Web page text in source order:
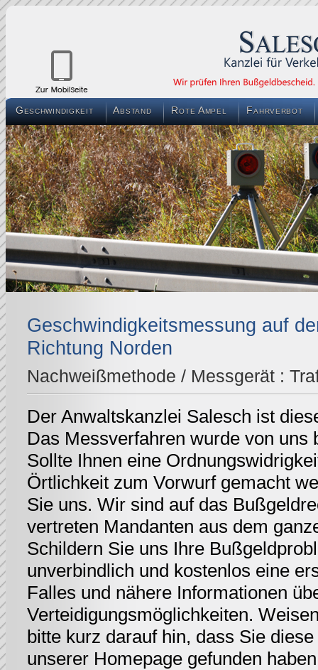
Geschwindigkeit Abstand Rote Ampel Fahrverbot
Geschwindigkeitsmessung auf
Richtung Norden
Nachweißmethode / Messgerät :
Der Anwaltskanzlei Salesch ist
Das Messverfahren wurde von uns
Sollte Ihnen eine
Örtlichkeit zum Vorwurf gemacht
Sie uns. Wir sind auf das
vertreten Mandanten aus dem
Schildern Sie uns Ihre
unverbindlich und kostenlos eine
Falles und nähere Informationen
Verteidigungsmöglichkeiten.
bitte kurz darauf hin, dass Sie
unserer Homepage gefunden